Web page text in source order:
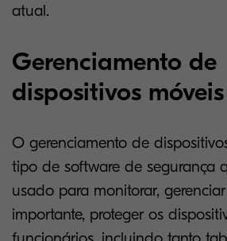
atual.
Gerenciamento de
dispositivos
O gerenciamento de
tipo de software de segurança
usado para monitorar,
importante, proteger os